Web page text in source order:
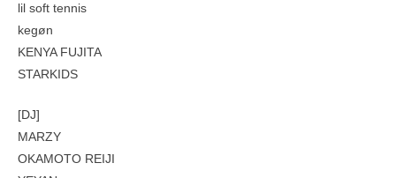
lil soft tennis
kegøn
KENYA FUJITA
STARKIDS
[DJ]
MARZY
OKAMOTO REIJI